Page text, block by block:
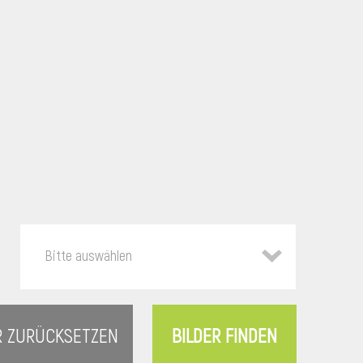
Bitte auswählen